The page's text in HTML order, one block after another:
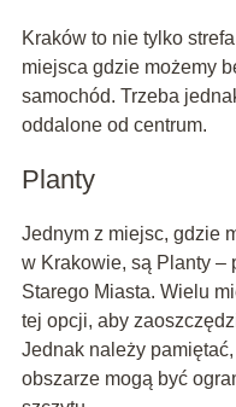
Kraków to nie tylko
miejsca gdzie możemy
samochód. Trzeba
oddalone od centrum.
Planty
Jednym z miejsc, gdzie
w Krakowie, są Planty –
Starego Miasta. Wielu
tej opcji, aby
Jednak należy
obszarze mogą być